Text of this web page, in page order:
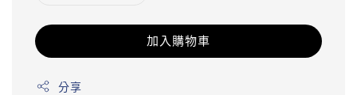
加入購物車
分享